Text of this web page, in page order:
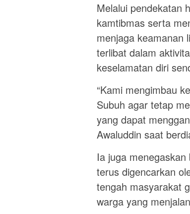
Melalui pendekatan
kamtibmas serta
menjaga keamanan
terlibat dalam
keselamatan diri
“Kami mengimbau
Subuh agar tetap
yang dapat
Awaluddin saat
Ia juga
terus digencarkan
tengah masyarakat
warga yang